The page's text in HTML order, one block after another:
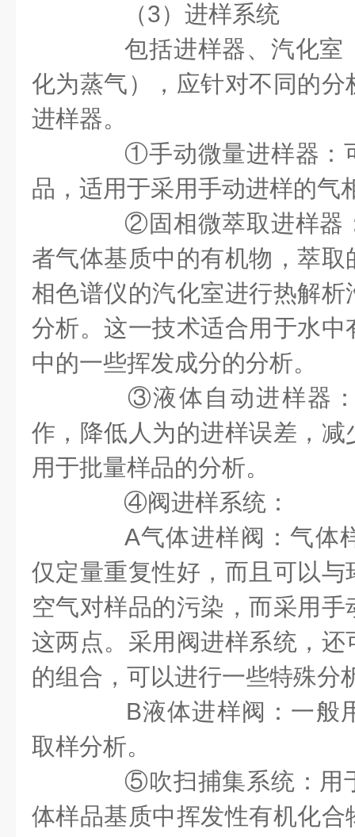
（3）进样系统
包括进样器、汽化室
化为蒸气），应针对不同的
进样器。
①手动微量进样器：
品，适用于采用手动进样的气
②固相微萃取进样器
者气体基质中的有机物，萃
相色谱仪的汽化室进行热解
分析。这一技术适合用于水
中的一些挥发成分的分析。
③液体自动进样器：
作，降低人为的进样误差，
用于批量样品的分析。
④阀进样系统：
A气体进样阀：气体
仅定量重复性好，而且可以
空气对样品的污染，而采用
这两点。采用阀进样系统，
的组合，可以进行一些特殊分
B液体进样阀：一般
取样分析。
⑤吹扫捕集系统：用
体样品基质中挥发性有机化